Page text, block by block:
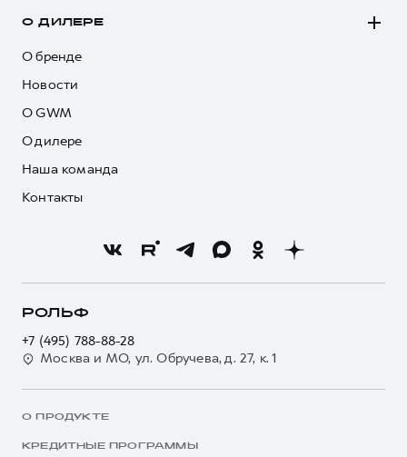
О ДИЛЕРЕ
О бренде
Новости
О GWM
О дилере
Наша команда
Контакты
РОЛЬФ
+7 (495) 788-88-28
Москва и МО, ул. Обручева, д. 27, к. 1
О ПРОДУКТЕ
КРЕДИТНЫЕ ПРОГРАММЫ